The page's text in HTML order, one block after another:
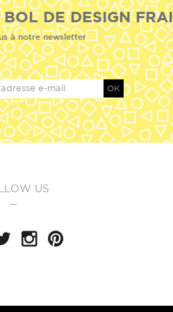
DE DESIGN
à notre newsletter
OK
US